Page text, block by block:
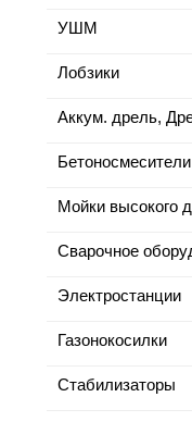
УШМ
Лобзики
Аккум. дрель,
Бетоносмесители
Мойки высокого
Сварочное
Электростанции
Газонокосилки
Стабилизаторы